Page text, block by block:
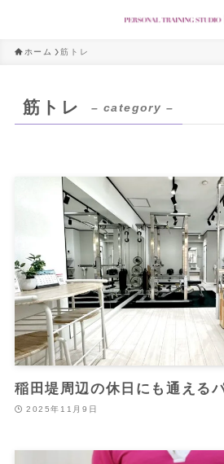
ホーム 筋トレ
筋トレ – category –
稲田堤周辺の休日にも通える
2025年11月9日